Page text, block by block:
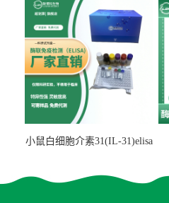
小鼠白细胞介素31(IL-31)elisa